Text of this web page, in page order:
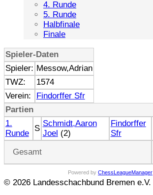
4. Runde
5. Runde
Halbfinale
Finale
Spieler-Daten
Spieler: Messow,Adrian
TWZ:
1574
Verein:
Findorffer Sfr
Partien
1.
Runde
S
Schmidt,Aaron
Joel (2)
Findorffer
Sfr
Gesamt
Powered by ChessLeagueManager
© 2026 Landesschachbund Bremen e.V.